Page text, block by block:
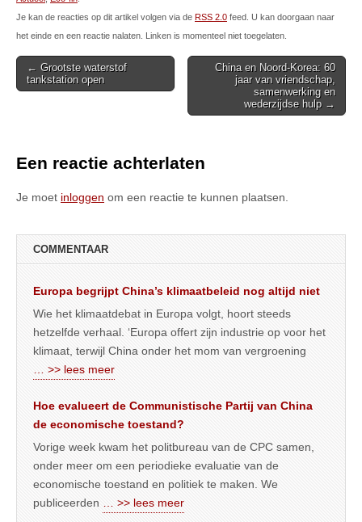
Je kan de reacties op dit artikel volgen via de RSS 2.0 feed. U kan doorgaan naar
het einde en een reactie nalaten. Linken is momenteel niet toegelaten.
Post
navigation
← Grootste waterstof
tankstation open
China en Noord-Korea: 60
jaar van vriendschap,
samenwerking en
wederzijdse hulp →
Een reactie achterlaten
Je moet inloggen om een reactie te kunnen plaatsen.
COMMENTAAR
Europa begrijpt China’s klimaatbeleid nog altijd niet
Wie het klimaatdebat in Europa volgt, hoort steeds
hetzelfde verhaal. ‘Europa offert zijn industrie op voor het
klimaat, terwijl China onder het mom van vergroening
… >> lees meer
Hoe evalueert de Communistische Partij van China
de economische toestand?
Vorige week kwam het politbureau van de CPC samen,
onder meer om een periodieke evaluatie van de
economische toestand en politiek te maken. We
publiceerden
… >> lees meer